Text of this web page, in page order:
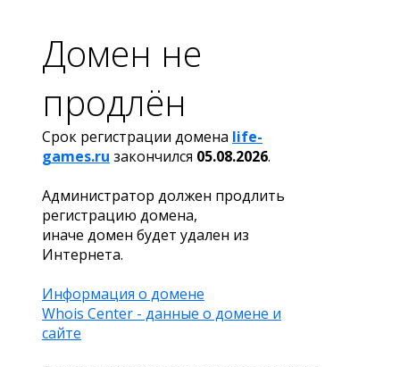
Домен не
продлён
Срок регистрации домена life-
games.ru закончился 05.08.2026.
Администратор должен продлить
регистрацию домена,
иначе домен будет удален из
Интернета.
Информация о домене
Whois Center - данные о домене и
сайте